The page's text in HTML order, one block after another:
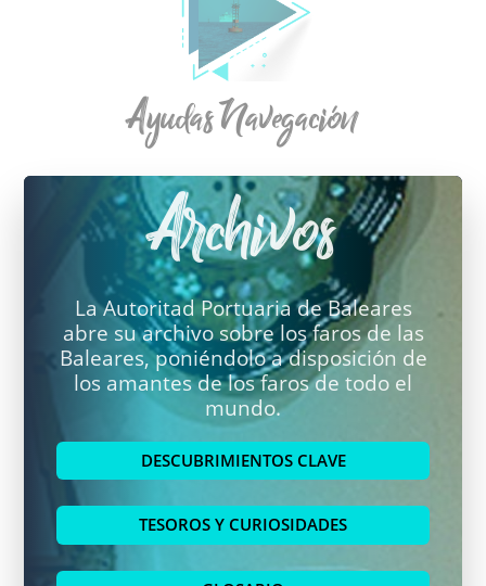
Ayudas Navegación
Archivos
La Autoritad Portuaria de Baleares
abre su archivo sobre los faros de las
Baleares, poniéndolo a disposición de
los amantes de los faros de todo el
mundo.
DESCUBRIMIENTOS CLAVE
TESOROS Y CURIOSIDADES